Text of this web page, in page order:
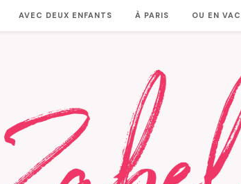
AVEC DEUX ENFANTS À PARIS OU EN